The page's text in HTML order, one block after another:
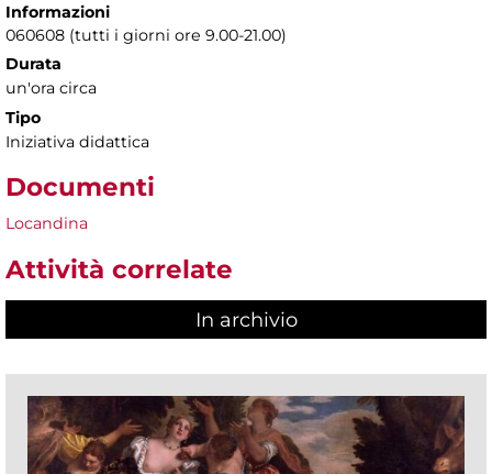
Informazioni
060608 (tutti i giorni ore 9.00-21.00)
Durata
un'ora circa
Tipo
Iniziativa didattica
Documenti
Locandina
Attività correlate
In archivio